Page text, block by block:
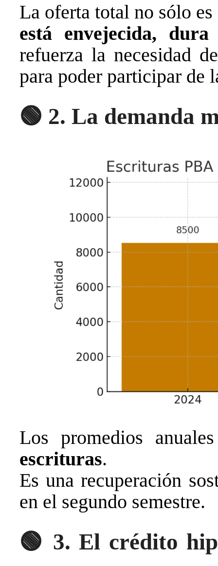
La oferta total no sólo es
está envejecida,
refuerza la necesidad
para poder participar de
🟢 2. La demanda
Los promedios
escrituras.
Es una recuperación
en el segundo semestre.
🟢 3. El crédito